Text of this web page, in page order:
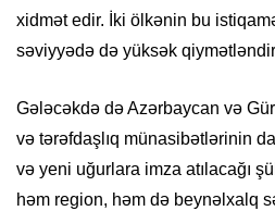
xidmət edir. İki ölkənin bu
səviyyədə də yüksək
Gələcəkdə də Azərbaycan və
və tərəfdaşlıq münasibətlərinin
və yeni uğurlara imza atılacağı
həm region, həm də beynəlxalq